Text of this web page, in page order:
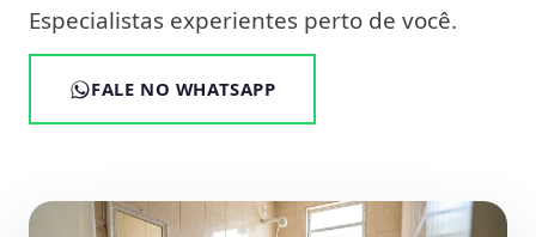
Especialistas experientes perto de você.
FALE NO WHATSAPP